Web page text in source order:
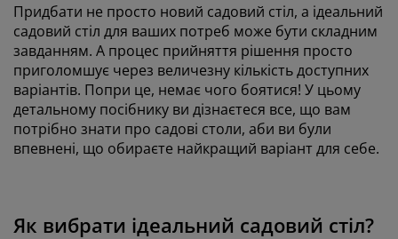
Придбати не просто новий садовий стіл, а ідеальний
садовий стіл для ваших потреб може бути складним
завданням. А процес прийняття рішення просто
приголомшує через величезну кількість доступних
варіантів. Попри це, немає чого боятися! У цьому
детальному посібнику ви дізнаєтеся все, що вам
потрібно знати про садові столи, аби ви були
впевнені, що обираєте найкращий варіант для себе.
Як вибрати ідеальний садовий стіл?